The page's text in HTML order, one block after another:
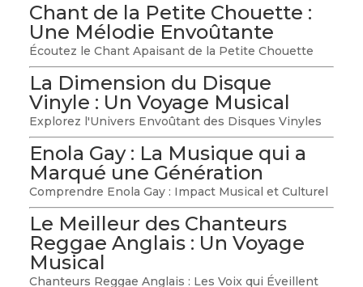
Chant de la Petite Chouette :
Une Mélodie Envoûtante
Écoutez le Chant Apaisant de la Petite Chouette
La Dimension du Disque
Vinyle : Un Voyage Musical
Explorez l'Univers Envoûtant des Disques Vinyles
Enola Gay : La Musique qui a
Marqué une Génération
Comprendre Enola Gay : Impact Musical et Culturel
Le Meilleur des Chanteurs
Reggae Anglais : Un Voyage
Musical
Chanteurs Reggae Anglais : Les Voix qui Éveillent